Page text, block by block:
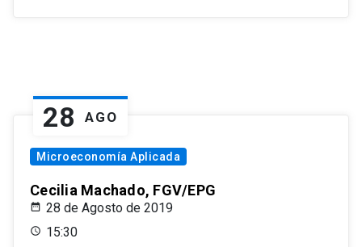
28 AGO
Microeconomía Aplicada
Cecilia Machado, FGV/EPG
28 de Agosto de 2019
15:30